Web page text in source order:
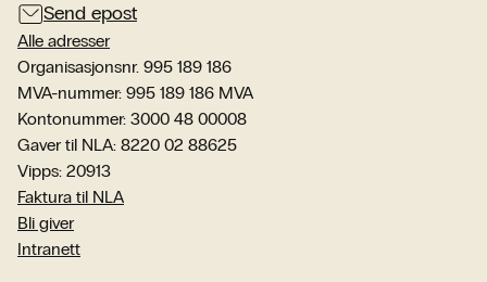
Send epost
Alle adresser
Organisasjonsnr. 995 189 186
MVA-nummer: 995 189 186 MVA
Kontonummer: 3000 48 00008
Gaver til NLA: 8220 02 88625
Vipps: 20913
Faktura til NLA
Bli giver
Intranett